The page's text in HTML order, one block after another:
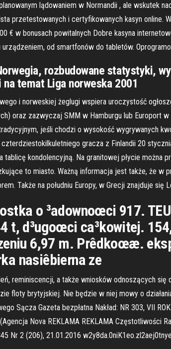
lądowaniem w Normandii , ale wskutek
przetestowanych i certyfikowanych kasyn online.
€ w bonusach powitalnych Dobre kasyna
od smartfonów do tabletów.
rozbudowane statystyki,
temat Liga norweska 2001
i norweskiej żeglugi wspiera uroczystość
oraz zazwyczaj SMM w Hamburgu lub Europort
jeśli chodzi o wysokość wygrywanych
gracza z Finlandii 20
tablicę kondolencyjną. Na granitowej płycie można
to miasto. Ważną informacja jest także, że
Także na południu Europy, w Grecji znajduje się
o ³adownoœci 917.
t, d³ugoœci ca³kowitej.
6,97 m. Prêdkoœæ.
nasiêbierna ze
reminiscencji, a także wniosków odnoszących się
floty brytyjskiej. Nie będzie w niej mowy o
Sącza Gazeta bezpłatna Nakład: NR 303, VII
Nova REKLAMA REKLAMA Częstotliwości
Nr 2 (206), 21.01.2016